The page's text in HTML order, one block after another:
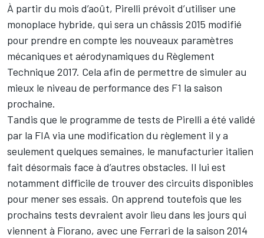
À partir du mois d’août, Pirelli prévoit d’utiliser une
monoplace hybride, qui sera un châssis 2015 modifié
pour prendre en compte les nouveaux paramètres
mécaniques et aérodynamiques du Règlement
Technique 2017. Cela afin de permettre de simuler au
mieux le niveau de performance des F1 la saison
prochaine.
Tandis que le programme de tests de Pirelli a été validé
par la FIA via une modification du règlement il y a
seulement quelques semaines, le manufacturier italien
fait désormais face à d’autres obstacles. Il lui est
notamment difficile de trouver des circuits disponibles
pour mener ses essais. On apprend toutefois que les
prochains tests devraient avoir lieu dans les jours qui
viennent à Fiorano, avec une Ferrari de la saison 2014